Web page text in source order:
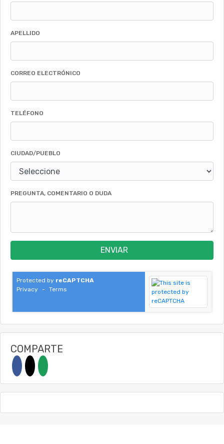
APELLIDO
CORREO ELECTRÓNICO
TELÉFONO
CIUDAD/PUEBLO
PREGUNTA, COMENTARIO O DUDA
ENVIAR
Protected by reCAPTCHA
Privacy
- Terms
COMPARTE